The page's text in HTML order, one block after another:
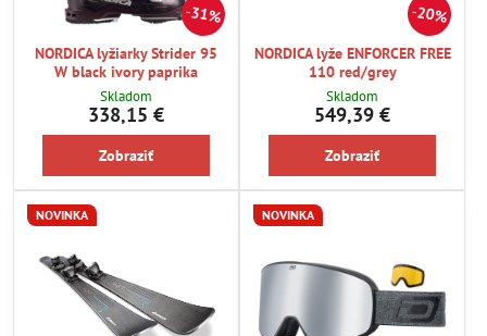
31%
NORDICA lyžiarky Strider 95
W black ivory paprika
Skladom
338,15 €
Zobraziť
20%
NORDICA lyže ENFORCER FREE
110 red/grey
Skladom
549,39 €
Zobraziť
NOVINKA NOVINKA